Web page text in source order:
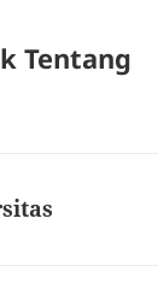
Tentang